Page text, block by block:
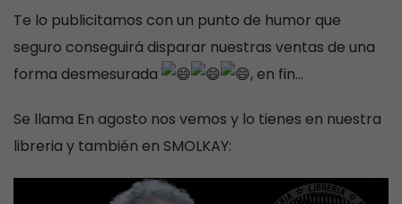
Te lo publicitamos con un punto de humor que
seguro conseguirá disparar nuestras ventas de una
forma desmesurada
, en fin…
Se llama En agosto nos vemos y lo tienes en nuestra
libreria y también en SMOLKAY: